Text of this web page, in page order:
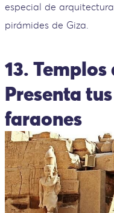
especial de
pirámides de Giza.
13.
Presenta
faraones